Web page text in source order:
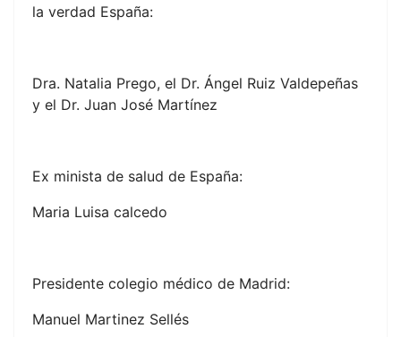
la verdad España:
Dra. Natalia Prego, el Dr. Ángel Ruiz Valdepeñas
y el Dr. Juan José Martínez
Ex minista de salud de España:
Maria Luisa calcedo
Presidente colegio médico de Madrid:
Manuel Martinez Sellés